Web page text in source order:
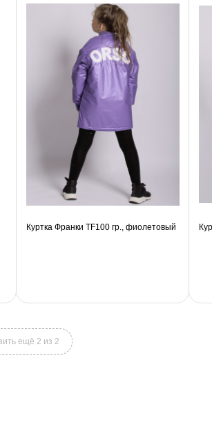
Куртка Франки TF100 гр., фиолетовый
ещё 2 из 2